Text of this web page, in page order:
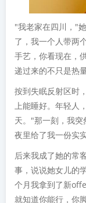
"我老家在四川，"
了，我一个人带两
手艺，你看现在，
递过来的不只是热
按到失眠反射区时
上能睡好。年轻人
天。"那一刻，我
夜里给了我一份实
后来我成了她的常
事，说说她女儿的
个月我拿到了新
就知道你能行，你